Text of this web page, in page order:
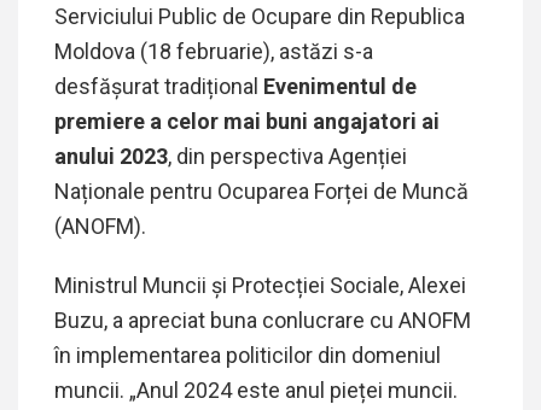
Serviciului Public de Ocupare din Republica
Moldova (18 februarie), astăzi s-a
desfășurat tradițional Evenimentul de
premiere a celor mai buni angajatori ai
anului 2023, din perspectiva Agenției
Naționale pentru Ocuparea Forței de Muncă
(ANOFM).
Ministrul Muncii și Protecției Sociale, Alexei
Buzu, a apreciat buna conlucrare cu ANOFM
în implementarea politicilor din domeniul
muncii. „Anul 2024 este anul pieței muncii.